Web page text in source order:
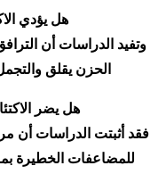
هل يؤدي
وتفيد الدراسات أن الترافق
الحزن يقلق
هل يضر
فقد أثبتت الدراسات أن
للمضاعفات الخطيرة